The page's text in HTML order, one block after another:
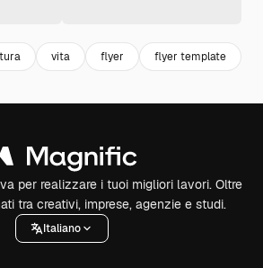
vita flyer flyer template
per realizzare i tuoi migliori lavori. Oltre
tra creativi, imprese, agenzie e studi.
Italiano